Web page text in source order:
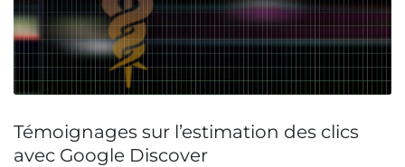
Témoignages sur l’estimation des clics
avec Google Discover